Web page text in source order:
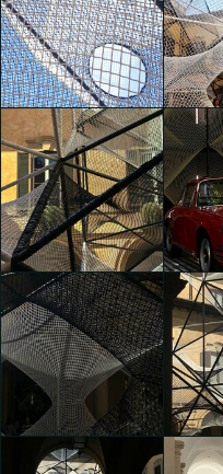
The Art of Dreams
Matteo Gariboldi
The
The Art of Dreams
Chen Qian
The
Chen
The Art of Dreams
Paula Susana
Garzon
The
Sofia